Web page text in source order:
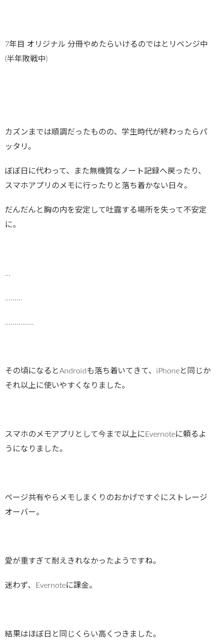
7年目 オリジナル 分冊やめたらいけるのではとリベンジ中
(半年敗戦中)
カズンまでは順調だったものの、学生時代が終わったらパ
ッタリ。
ぼぼ日に代わって、また無機質なノート記録へ戻ったり、
スマホアプリのメモに行ったりと落ち着かない日々。
だんだんと胸の内を安定して吐露する場所を失って不安定
に。
…
………
……………
その頃になるとAndroidも落ち着いてきて、iPhoneと同じか
それ以上に使いやすくなりました。
スマホのメモアプリとして今まで以上にEvernoteに頼るよ
うになりました。
ページ共有やらメモしまくりのおかげですぐにストレージ
オーバー。
愛が重すぎて耐えきれなかったようですね。
迷わず、Evernoteに課金。
結果はほぼ日と同じくらい高くつきました。